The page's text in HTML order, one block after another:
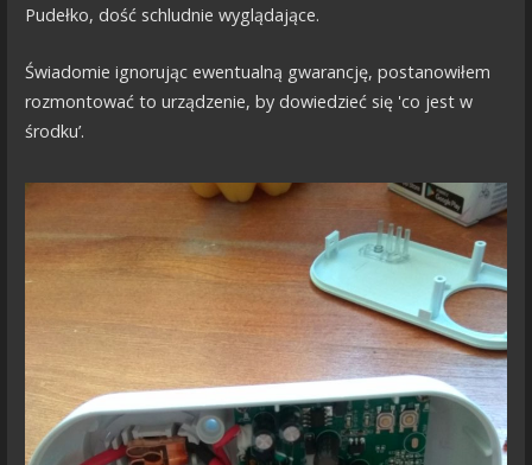
Pudełko, dość schludnie wyglądające.
Świadomie ignorując ewentualną gwarancję, postanowiłem
rozmontować to urządzenie, by dowiedzieć się 'co jest w
środku’.